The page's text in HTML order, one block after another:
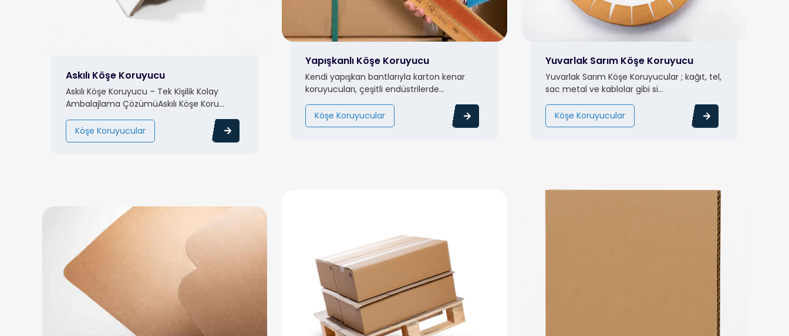
Askılı Köşe Koruyucu
Askılı Köşe Koruyucu – Tek Kişilik Kolay
Ambalajlama ÇözümüAskılı Köşe Koru...
Köşe Koruyucular
Yapışkanlı Köşe Koruyucu
Kendi yapışkan bantlarıyla karton kenar
koruyucuları, çeşitli endüstrilerde...
Köşe Koruyucular
Yuvarlak Sarım Köşe Koruyucu
Yuvarlak Sarım Köşe Koruyucular ; kağıt, tel,
sac metal ve kablolar gibi si...
Köşe Koruyucular